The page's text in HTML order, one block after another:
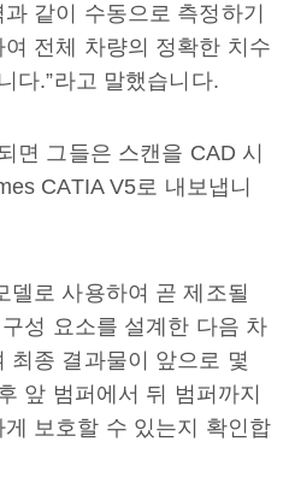
같이 수동으로 측정하기
전체 차량의 정확한 치수
다.”라고 말했습니다.
면 그들은 스캔을 CAD 시
CATIA V5로 내보냅니
델로 사용하여 곧 제조될
성 요소를 설계한 다음 차
최종 결과물이 앞으로 몇
앞 범퍼에서 뒤 범퍼까지
보호할 수 있는지 확인합